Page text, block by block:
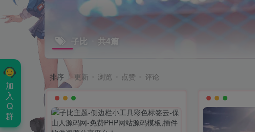
子比 共4篇
排序 更新 浏览 点赞 评论
加
入
Q
群